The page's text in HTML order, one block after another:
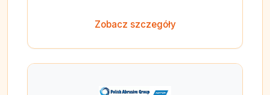
Zobacz szczegóły